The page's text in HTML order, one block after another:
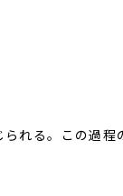
れる。この過程